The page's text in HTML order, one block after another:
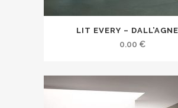
LIT EVERY –
0.00 €